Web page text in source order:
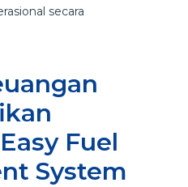
secara
Fuel
System